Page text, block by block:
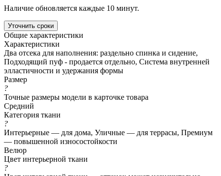
Наличие обновляется каждые 10 минут.
Уточнить сроки
Общие характеристики
Характеристики
Два отсека для наполнения: раздельно спинка и сидение,
Подходящий пуф - продается отдельно, Система внутренней
элластичности и удержания формы
Размер
?
Точные размеры модели в карточке товара
Средний
Категория ткани
?
Интерьерные — для дома, Уличные — для террасы, Премиум
— повышенной износостойкости
Велюр
Цвет интерьерной ткани
?